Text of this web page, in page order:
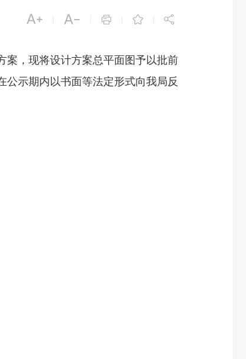
    
，现将设计方案总平面图予以批前
示期内以书面等法定形式向我局反